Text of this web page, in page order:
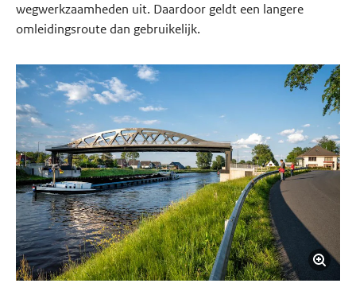
wegwerkzaamheden uit. Daardoor geldt een langere
omleidingsroute dan gebruikelijk.